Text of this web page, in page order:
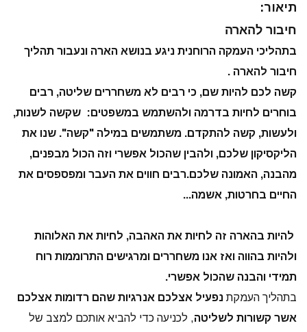
תיאור:
חיבור להארה
בתהליכי העמקה הרוחנית ניגע בנושא הארה ונעבור תהליך
חיבור להארה .
קשה לכם להיות שם, כי רבים לא משחררים שליטה, רבים
בוחרים לחיות בדרמה ולהשתמש במשפטים: שקשה לשנות,
ולעשות, קשה להתקדם. משתמשים במילה "קשה". שנו את
הליקסיקון שלכם, ולהבין שהכול אפשרי וזה הכול מבפנים,
מהבנה, האמונה שלכם.רבים חווים את העבר ומפספסים את
החיים בחרטות, אשמה...
להיות בהארה זה לחיות את האהבה, לחיות את האלוהות
ולהיות בהווה ואז אנו משחררים ומרגישים התרוממות רוח
תמידי והבנה שהכול אפשרי.
בתהליך העמקת נפעיל אצלכם אנרגיות שהם רדומות אצלכם
אשר קשורות לשליטה, לכניעה כדי להביא אותכם למצב של